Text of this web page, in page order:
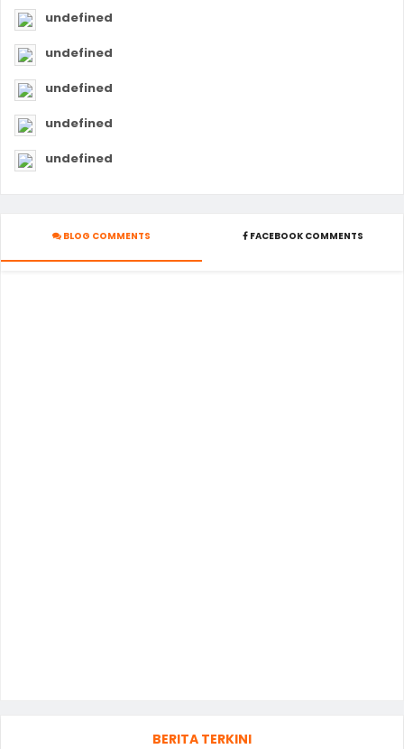
undefined
undefined
undefined
undefined
undefined
BLOG COMMENTS FACEBOOK COMMENTS
BERITA TERKINI